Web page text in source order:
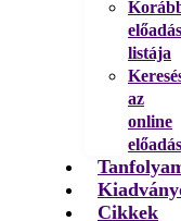
listája
az
online
Cikkek